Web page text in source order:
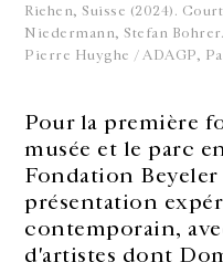
Riehen, Suisse (2024).
Niedermann, Stefan
Pierre Huyghe / ADAGP,
Pour la première
musée et le parc
Fondation
présentation
contemporain,
d'artistes dont